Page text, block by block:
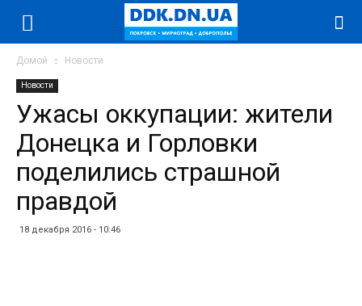
Домой Новости
Новости
Ужасы оккупации: жители
Донецка и Горловки
поделились страшной
правдой
18 декабря 2016 - 10:46